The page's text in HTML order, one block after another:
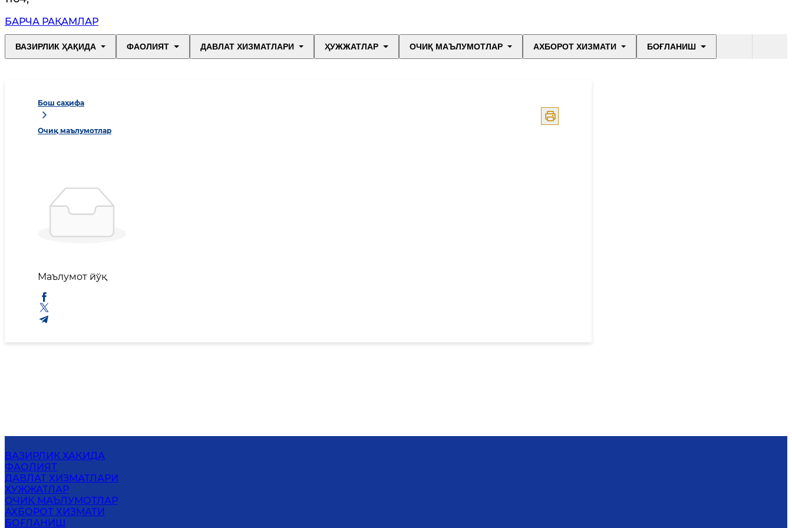
БАРЧА РАҚАМЛАР
ВАЗИРЛИК ҲАҚИДА ФАОЛИЯТ ДАВЛАТ ХИЗМАТЛАРИ ҲУЖЖАТЛАР ОЧИҚ МАЪЛУМОТЛАР АХБОРОТ ХИЗМАТИ БОҒЛАНИШ
Бош саҳифа
Очиқ маълумотлар
Маълумот йўқ
ВАЗИРЛИК ҲАҚИДА
ФАОЛИЯТ
ДАВЛАТ ХИЗМАТЛАРИ
ҲУЖЖАТЛАР
ОЧИҚ МАЪЛУМОТЛАР
АХБОРОТ ХИЗМАТИ
БОҒЛАНИШ